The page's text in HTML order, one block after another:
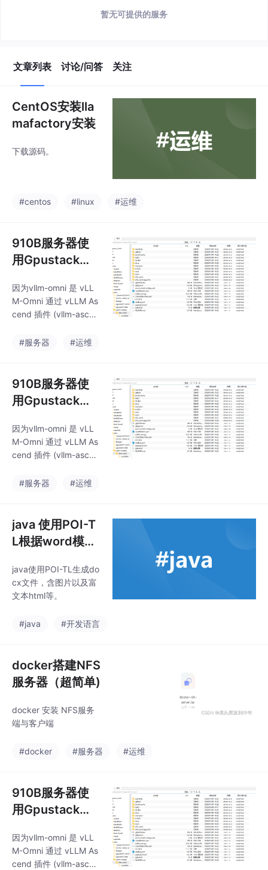
暂无可提供的服务
文章列表 讨论/问答 关注
CentOS安装lla
mafactory安装
下载源码。
#centos #linux #运维
910B服务器使
用Gpustack通
署qwen-image
2511
因为vllm-omni 是 vLL
M-Omni 通过 vLLM As
cend 插件 (vllm-ascen
有根据官方文档 vllm-O
d昇腾环境中，所以 我
们需要在容器中安装成
功 vLLM-Omni 并打包
k启动中启动的docker
镜像。打包方式：1.启
动 ascend环境特别说
#服务器 #运维
910B服务器使
用Gpustack通
署qwen-image
2511
因为vllm-omni 是 vLL
M-Omni 通过 vLLM As
cend 插件 (vllm-ascen
有根据官方文档 vllm-O
d昇腾环境中，所以 我
们需要在容器中安装成
功 vLLM-Omni 并打包
k启动中启动的docker
镜像。打包方式：1.启
动 ascend环境特别说
#服务器 #运维
java 使用POI-T
L根据word模
文件，含图片，
富文本。
java使用POI-TL生成do
cx文件，含图片以及富
文本html等。
#java #开发语言
docker搭建NFS
服务器（超简单)
docker 安装 NFS服务
端与客户端
#docker #服务器 #运维
910B服务器使
用Gpustack通
署qwen-image
2511
因为vllm-omni 是 vLL
M-Omni 通过 vLLM As
cend 插件 (vllm-ascen